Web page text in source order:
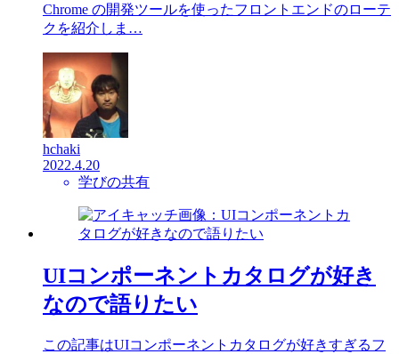
Chrome の開発ツールを使ったフロントエンドのローテ
クを紹介しま…
hchaki
2022.4.20
学びの共有
UIコンポーネントカタログが好き
なので語りたい
この記事はUIコンポーネントカタログが好きすぎるフ